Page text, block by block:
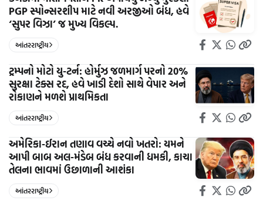
PGP સ્પોન્સરશીપ માટે નવી અરજીઓ બંધ, હવે
‘સુપર વિઝા’ જ મુખ્ય વિકલ્પ.
આંતરરાષ્ટ્રીય
ટ્રમ્પનો મોટો યુ-ટર્ન: હોર્મુઝ જળમાર્ગ પરનો 20%
સુરક્ષા ટેક્સ રદ, હવે ખાડી દેશો સાથે વેપાર અને
રોકાણને મળશે પ્રાથમિકતા
આંતરરાષ્ટ્રીય
અમેરિકા-ઈરાન તણાવ વચ્ચે નવો ખતરો: યમને
આપી બાબ અલ-મંડેબ બંધ કરવાની ધમકી, કાચા
તેલના ભાવમાં ઉછાળાની આશંકા
આંતરરાષ્ટ્રીય